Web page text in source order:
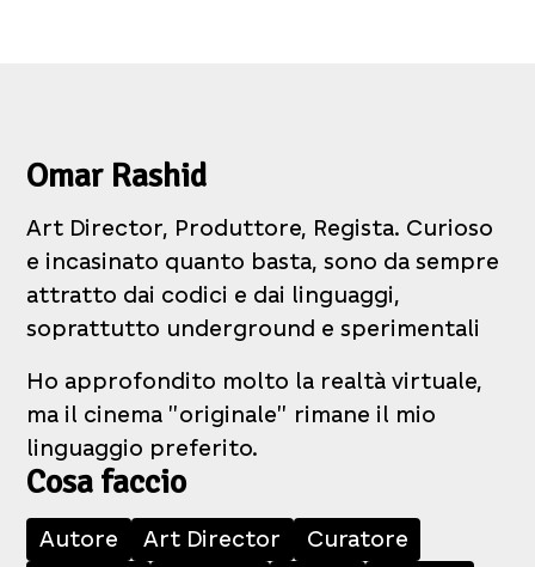
Omar Rashid
Art Director, Produttore, Regista. Curioso
e incasinato quanto basta, sono da sempre
attratto dai codici e dai linguaggi,
soprattutto underground e sperimentali
Ho approfondito molto la realtà virtuale,
ma il cinema "originale" rimane il mio
linguaggio preferito.
Cosa faccio
Autore Art Director
Curatore